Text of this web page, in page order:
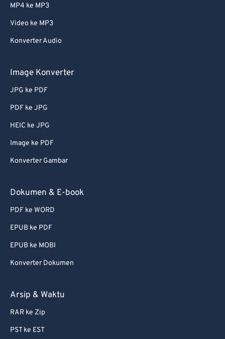
MP4 ke MP3
Video ke MP3
Konverter Audio
Image Konverter
JPG ke PDF
PDF ke JPG
HEIC ke JPG
Image ke PDF
Konverter Gambar
Dokumen & E-book
PDF ke WORD
EPUB ke PDF
EPUB ke MOBI
Konverter Dokumen
Arsip & Waktu
RAR ke Zip
PST ke EST